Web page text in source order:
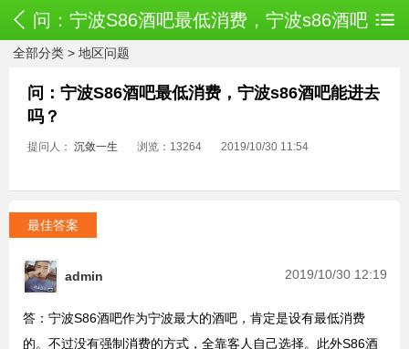
问：宁波S86酒吧最低消费，宁波s86酒吧
全部分类 > 地区问题
问：宁波S86酒吧最低消费，宁波s86酒吧能进去
吗？
提问人： 沉敛一生 浏览：13264 2019/10/30 11:54
最佳答案
admin 2019/10/30 12:19
答：宁波S86酒吧作为宁波最大的酒吧，肯定是设有最低消费
的。不过没有强制消费的方式，全靠客人自己选择。此外S86酒